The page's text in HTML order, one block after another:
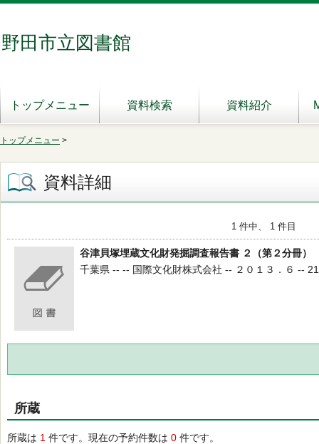
野田市立図書館
トップメニュー 資料検索 資料紹介
トップメニュー >
資料詳細
1 件中、 1 件目
谷津貝塚埋蔵文化財発掘調査報告書 ２（第２分冊）
千葉県 -- -- 国際文化財株式会社 -- ２０１３．６ --
所蔵
所蔵は 1 件です。現在の予約件数は 0 件です。